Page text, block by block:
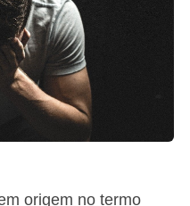
origem no termo